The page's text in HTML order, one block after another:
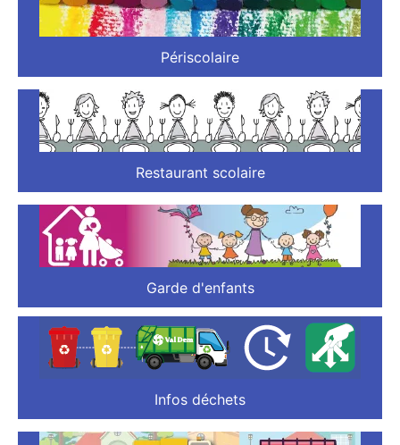
Périscolaire
Restaurant scolaire
Garde d'enfants
Infos déchets